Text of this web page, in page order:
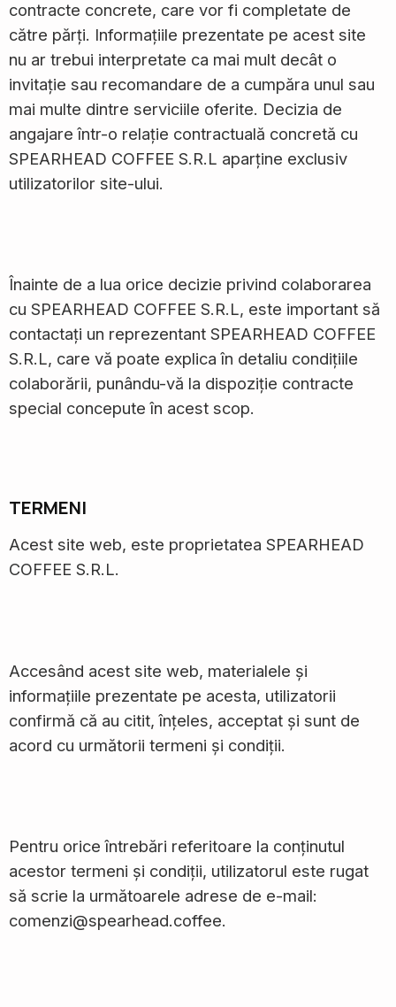
contracte concrete, care vor fi completate de
către părți. Informațiile prezentate pe acest site
nu ar trebui interpretate ca mai mult decât o
invitație sau recomandare de a cumpăra unul sau
mai multe dintre serviciile oferite. Decizia de
angajare într-o relație contractuală concretă cu
SPEARHEAD COFFEE S.R.L aparține exclusiv
utilizatorilor site-ului.
Înainte de a lua orice decizie privind colaborarea
cu SPEARHEAD COFFEE S.R.L, este important să
contactați un reprezentant SPEARHEAD COFFEE
S.R.L, care vă poate explica în detaliu condițiile
colaborării, punându-vă la dispoziție contracte
special concepute în acest scop.
TERMENI
Acest site web, este proprietatea SPEARHEAD
COFFEE S.R.L.
Accesând acest site web, materialele și
informațiile prezentate pe acesta, utilizatorii
confirmă că au citit, înțeles, acceptat și sunt de
acord cu următorii termeni și condiții.
Pentru orice întrebări referitoare la conținutul
acestor termeni și condiții, utilizatorul este rugat
să scrie la următoarele adrese de e-mail:
comenzi@spearhead.coffee.